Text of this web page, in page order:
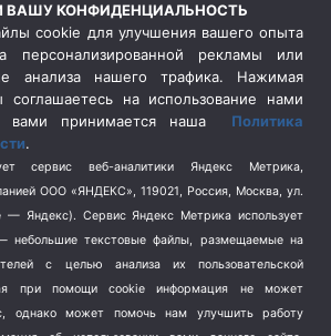
(3)
(3)
(404)
КОНФИДЕНЦИАЛЬНОСТЬ
cookie для улучшения вашего опыта
персонализированной рекламы или
анализа нашего трафика. Нажимая
соглашаетесь на использование нами
вами принимается наша Политика
.
сервис веб-аналитики Яндекс Метрика,
ООО «ЯНДЕКС», 119021, Россия, Москва, ул.
— Яндекс). Сервис Яндекс Метрика использует
небольшие текстовые файлы, размещаемые на
с целью анализа их пользовательской
при помощи cookie информация не может
однако может помочь нам улучшить работу